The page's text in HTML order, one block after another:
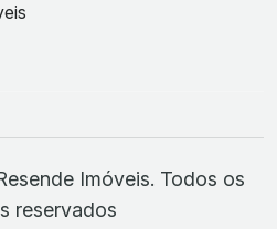
Imóveis. Todos os
reservados